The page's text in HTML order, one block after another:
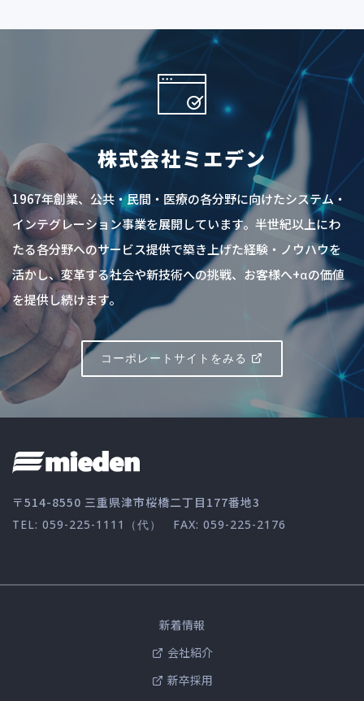
株式会社ミエデン
1967年創業、公共・民間・医療の各分野に向けたシステム・
インテグレーション事業を展開しています。半世紀以上にわ
たる各分野へのサービス提供で築き上げた経験・ノウハウを
活かし、変革する社会や新技術への挑戦、お客様へ+αの価値
を提供し続けます。
コーポレートサイトをみる
〒514-8550 三重県津市桜橋二丁目177番地3
TEL: 059-225-1111（代） FAX: 059-225-2176
新着情報
会社紹介
新卒採用